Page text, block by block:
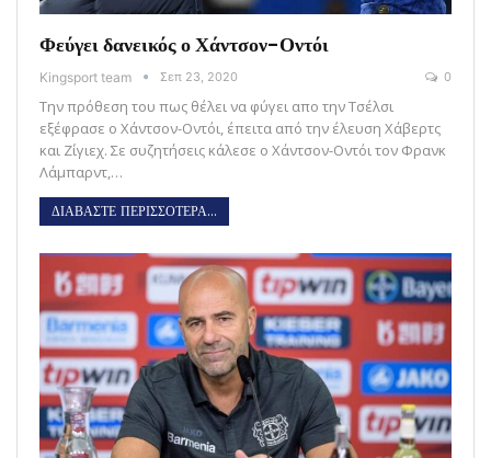
Φεύγει δανεικός ο Χάντσον-Οντόι
Kingsport team Σεπ 23, 2020 0
Την πρόθεση του πως θέλει να φύγει απο την Τσέλσι
εξέφρασε ο Χάντσον-Οντόι, έπειτα από την έλευση Χάβερτς
και Ζίγιεχ. Σε συζητήσεις κάλεσε ο Χάντσον-Οντόι τον Φρανκ
Λάμπαρντ,…
ΔΙΑΒΑΣΤΕ ΠΕΡΙΣΣΟΤΕΡΑ...